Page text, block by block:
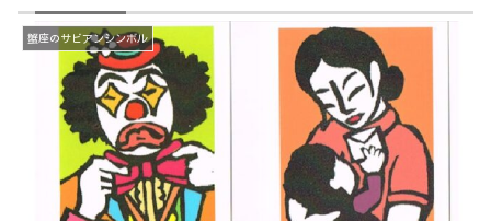
蟹座のサビアンシンボル